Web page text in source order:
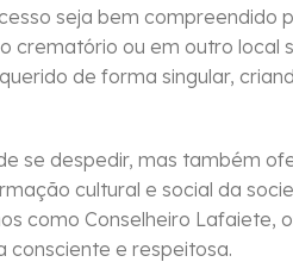
seja bem compreendido
crematório ou em outro local
de forma singular,
se despedir, mas também
cultural e social da
como Conselheiro Lafaiete,
consciente e respeitosa.